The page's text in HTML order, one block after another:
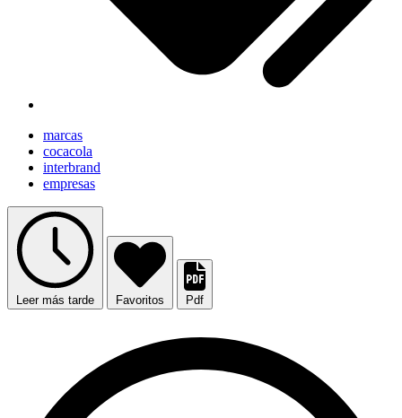
marcas
cocacola
interbrand
empresas
Leer más tarde Favoritos Pdf